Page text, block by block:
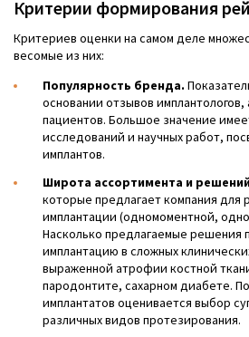
Критерии формирования
Критериев оценки на самом деле
весомые из них:
Популярность бренда.
основании отзывов
пациентов. Большое значение
исследований и научных работ,
имплантов.
Широта ассортимента и
которые предлагает компания для
имплантации (одномоментной,
Насколько предлагаемые решения
имплантацию в сложных
выраженной атрофии костной
пародонтите, сахарном диабете.
имплантатов оценивается выбор
различных видов протезирования.